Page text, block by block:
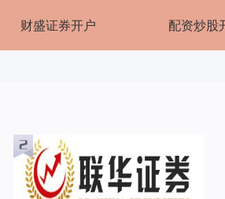
财盛证券开户 配资炒股